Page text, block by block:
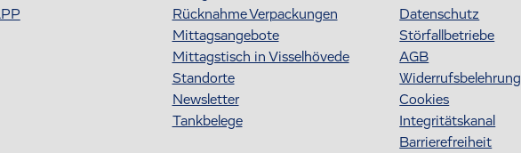
Rücknahme Verpackungen
Mittagsangebote
Mittagstisch in Visselhövede
Standorte
Newsletter
Tankbelege
Datenschutz
Störfallbetriebe
AGB
Widerrufsbelehrung
Cookies
Integritätskanal
Barrierefreiheit